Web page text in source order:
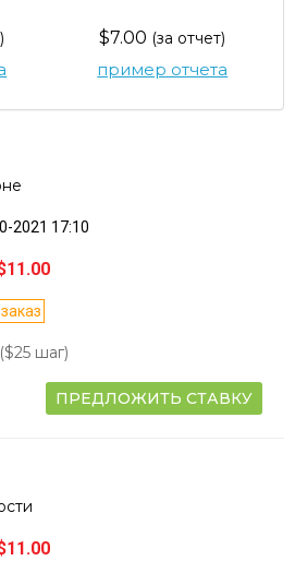
$7.00 (за отчет)
пример отчета
2021 17:10
($25 шаг)
ПРЕДЛОЖИТЬ СТАВКУ